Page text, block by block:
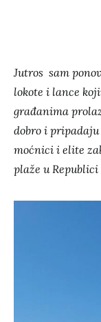
Jutros sam
lokote i lance
građanima
dobro i
moćnici i elite
plaže u